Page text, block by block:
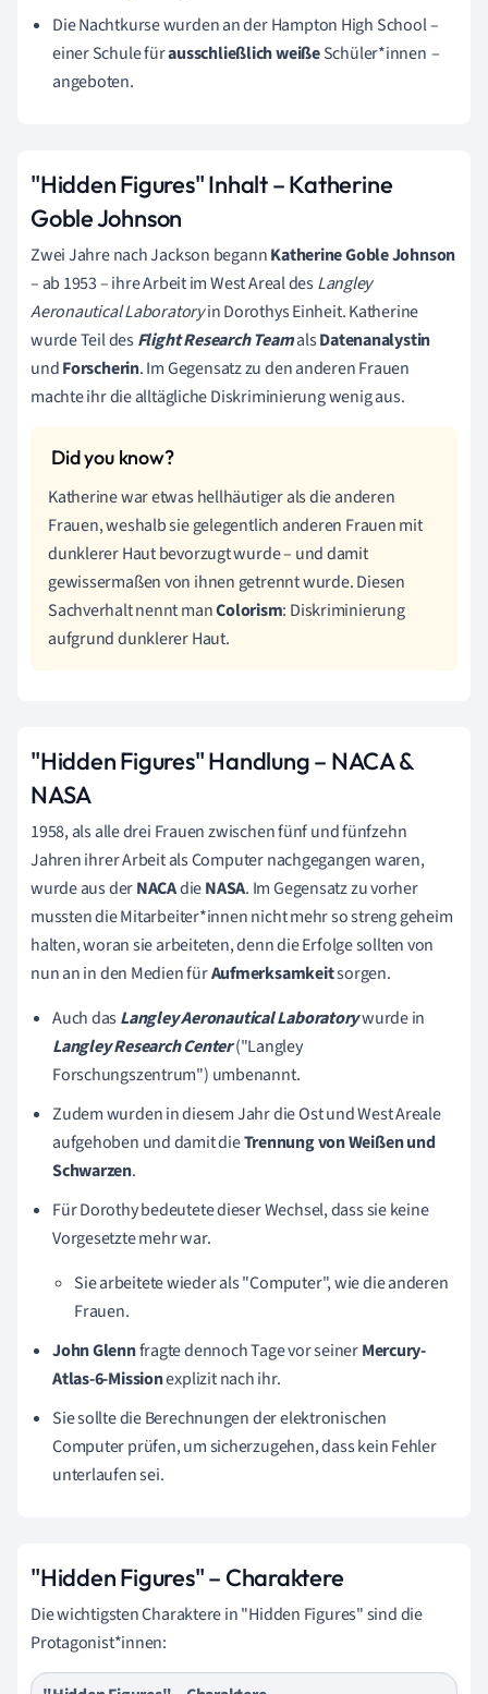
Die Nachtkurse wurden an der Hampton High School–
einer Schule fürausschließlich weißeSchüler*innen –
angeboten.
"Hidden Figures" Inhalt –Katherine
Goble Johnson
Zwei Jahre nach Jackson begannKatherine Goble Johnson
– ab 1953 – ihre Arbeit im West Areal desLangley
Aeronautical Laboratoryin Dorothys Einheit. Katherine
wurde Teil desFlight Research TeamalsDatenanalystin
undForscherin. Im Gegensatz zu den anderen Frauen
machte ihr die alltägliche Diskriminierung wenig aus.
Katherine war etwas hellhäutiger als die anderen
Frauen, weshalb sie gelegentlich anderen Frauen mit
dunklerer Haut bevorzugt wurde – und damit
gewissermaßen von ihnen getrennt wurde. Diesen
Sachverhalt nennt manColorism: Diskriminierung
aufgrund dunklerer Haut.
"Hidden Figures" Handlung – NACA &
NASA
1958, als alle drei Frauen zwischen fünf und fünfzehn
Jahren ihrer Arbeit als Computer nachgegangen waren,
wurde aus derNACAdieNASA. Im Gegensatz zu vorher
mussten die Mitarbeiter*innen nicht mehr so streng geheim
halten, woran sie arbeiteten, denn die Erfolge sollten von
nun an in den Medien fürAufmerksamkeitsorgen.
Auch dasLangleyAeronautical Laboratorywurde in
Langley Research Center("Langley
Forschungszentrum") umbenannt.
Zudem wurden in diesem Jahr die Ost und West Areale
aufgehoben und damit dieTrennung von Weißen und
Schwarzen.
Für Dorothy bedeutete dieser Wechsel, dass sie keine
Vorgesetzte mehr war.
Sie arbeitete wieder als "Computer", wie die anderen
Frauen.
John Glennfragte dennoch Tage vor seinerMercury-
Atlas-6-Missionexplizit nach ihr.
Sie sollte die Berechnungen der elektronischen
Computer prüfen, um sicherzugehen, dass kein Fehler
unterlaufen sei.
"Hidden Figures" – Charaktere
Die wichtigsten Charaktere in "Hidden Figures" sind die
Protagonist*innen: